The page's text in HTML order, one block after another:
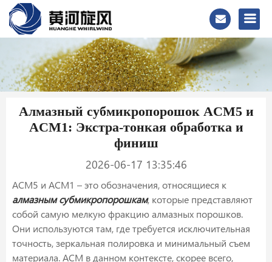
Алмазный субмикропорошок ACM5 и
ACM1: Экстра-тонкая обработка и
финиш
2026-06-17 13:35:46
ACM5 и ACM1 – это обозначения, относящиеся к
алмазным субмикропорошкам, которые представляют
собой самую мелкую фракцию алмазных порошков.
Они используются там, где требуется исключительная
точность, зеркальная полировка и минимальный съем
материала. ACM в данном контексте, скорее всего,